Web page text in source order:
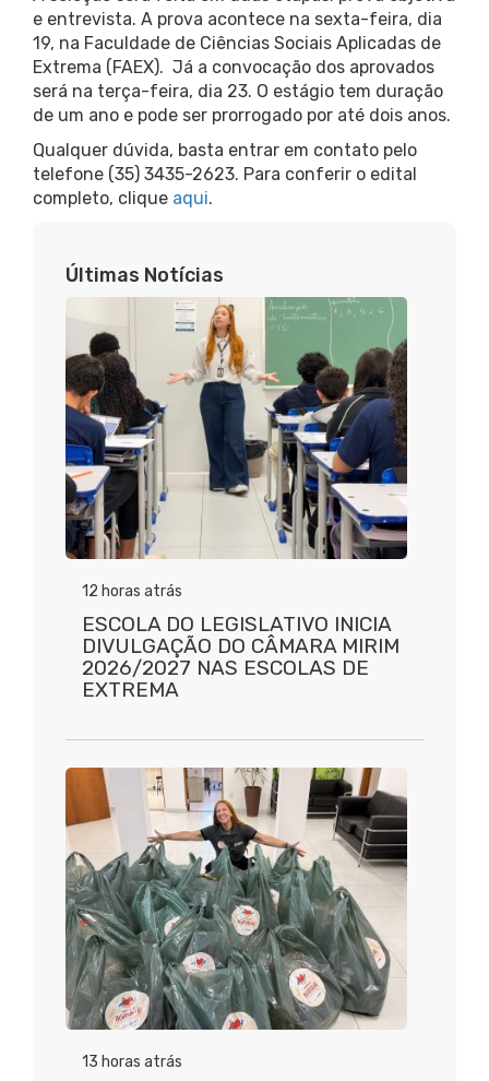
e entrevista. A prova acontece na sexta-feira, dia
19, na Faculdade de Ciências Sociais Aplicadas de
Extrema (FAEX). Já a convocação dos aprovados
será na terça-feira, dia 23. O estágio tem duração
de um ano e pode ser prorrogado por até dois anos.
Qualquer dúvida, basta entrar em contato pelo
telefone (35) 3435-2623. Para conferir o edital
completo, clique aqui.
Últimas Notícias
12 horas atrás
ESCOLA DO LEGISLATIVO INICIA
DIVULGAÇÃO DO CÂMARA MIRIM
2026/2027 NAS ESCOLAS DE
EXTREMA
13 horas atrás